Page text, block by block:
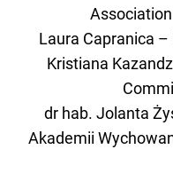
Association
Laura Capranica
Kristiana
dr hab. Jolanta
Akademii